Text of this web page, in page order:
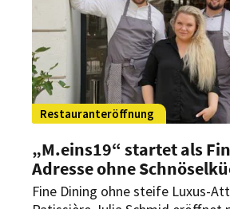
Restauranteröffnung
„M.eins19“ startet als
Adresse ohne
Fine Dining ohne steife Luxus-